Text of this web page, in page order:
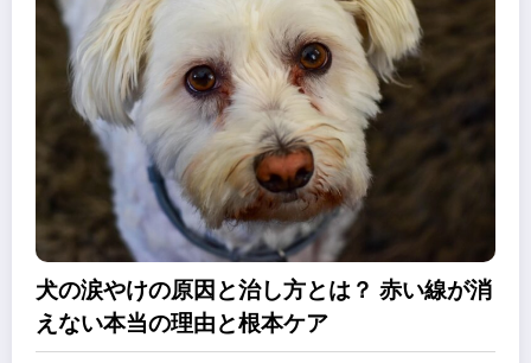
犬の涙やけの原因と治し方とは？ 赤い線が消
えない本当の理由と根本ケア